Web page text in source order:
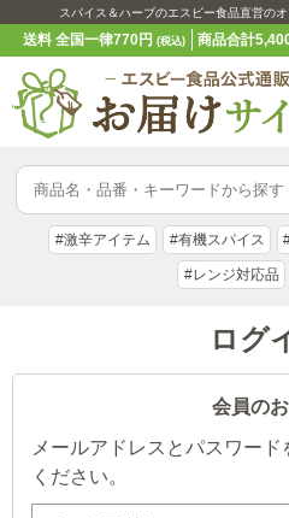
スパイス＆ハーブのエスビー食品直営の
送料 全国一律770円(税込) 商品合計
#激辛アイテム #有機スパイス
#レンジ対応品
ログ
会員の
メールアドレスとパスワー
ください。